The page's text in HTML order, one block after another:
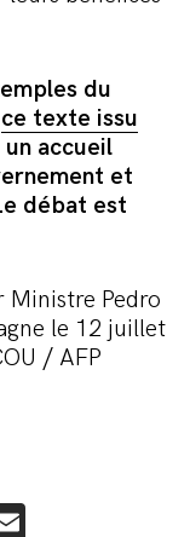
du
ce texte issu
un accueil
et
débat est
Ministre Pedro
le 12 juillet
/ AFP